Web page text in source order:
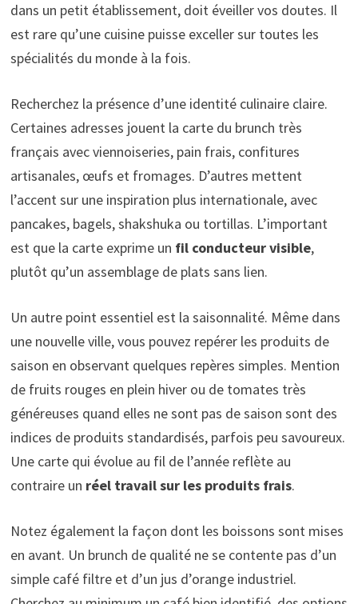
dans un petit établissement, doit éveiller vos doutes. Il
est rare qu’une cuisine puisse exceller sur toutes les
spécialités du monde à la fois.
Recherchez la présence d’une identité culinaire claire.
Certaines adresses jouent la carte du brunch très
français avec viennoiseries, pain frais, confitures
artisanales, œufs et fromages. D’autres mettent
l’accent sur une inspiration plus internationale, avec
pancakes, bagels, shakshuka ou tortillas. L’important
est que la carte exprime un fil conducteur visible,
plutôt qu’un assemblage de plats sans lien.
Un autre point essentiel est la saisonnalité. Même dans
une nouvelle ville, vous pouvez repérer les produits de
saison en observant quelques repères simples. Mention
de fruits rouges en plein hiver ou de tomates très
généreuses quand elles ne sont pas de saison sont des
indices de produits standardisés, parfois peu savoureux.
Une carte qui évolue au fil de l’année reflète au
contraire un réel travail sur les produits frais.
Notez également la façon dont les boissons sont mises
en avant. Un brunch de qualité ne se contente pas d’un
simple café filtre et d’un jus d’orange industriel.